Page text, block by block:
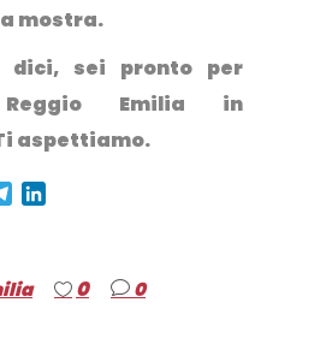
mostra.
dici, sei pronto per
Emilia in
aspettiamo.
Telegram
0 0